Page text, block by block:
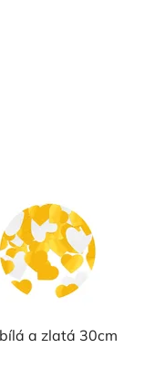
a zlatá 30cm